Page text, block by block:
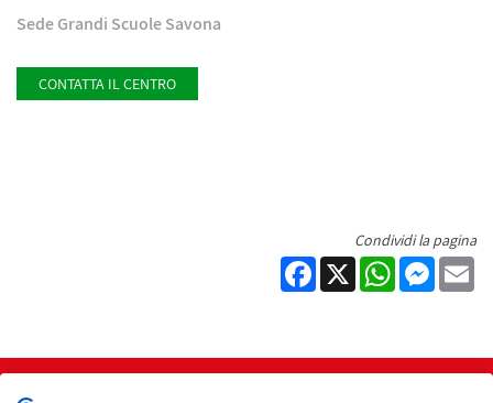
Sede Grandi Scuole Savona
CONTATTA IL CENTRO
Condividi la pagina
Facebook
X WhatsApp